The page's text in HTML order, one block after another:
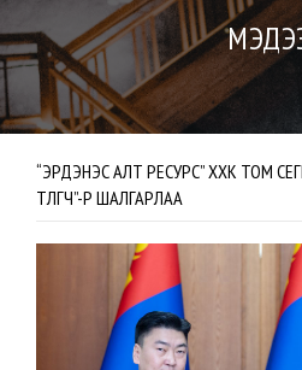
“ЭРДЭНЭС АЛТ РЕСУРС” ХХК ТОМ
ТӨЛӨГЧ”-ӨӨР ШАЛГАРЛАА